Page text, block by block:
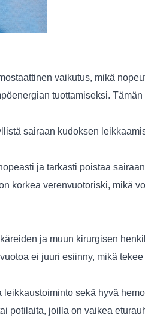
vaikutus, mikä
tuottamiseksi.
sairaan kudoksen
ja tarkasti poistaa
korkea verenvuotoriski, mikä
ja muun kirurgisen
ei juuri esiinny, mikä
sekä hyvä
potilaita, joilla on vaikea